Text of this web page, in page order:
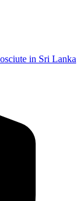
in Sri Lanka